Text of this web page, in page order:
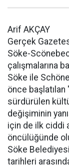
Arif AKÇAY
Gerçek
Söke-
çalışmalarına
Söke ile
önce
sürdürülen
değişiminin
için de ilk ciddi
öncülüğünde
Söke
tarihleri